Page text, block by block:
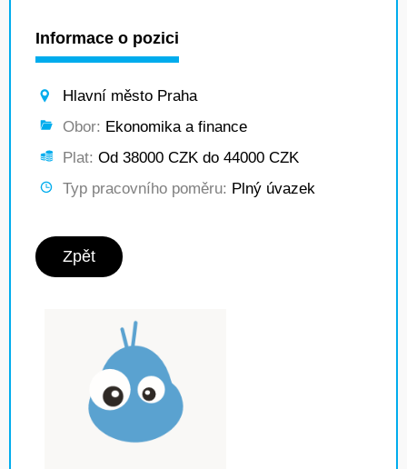
Informace o pozici
Hlavní město Praha
Obor: Ekonomika a finance
Plat: Od 38000 CZK do 44000 CZK
Typ pracovního poměru: Plný úvazek
Zpět